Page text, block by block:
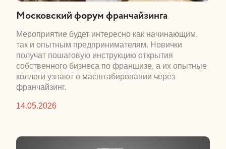
​Московский форум франчайзинга
​Мероприятие будет интересно как начинающим,
так и опытным предпринимателям. Новички
получат пошаговую инструкцию открытия
собственного бизнеса по франшизе, а их опытные
коллеги узнают о масштабировании через
франчайзинг.
14.05.2026